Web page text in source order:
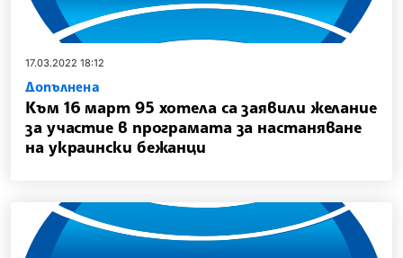
17.03.2022 18:12
Допълнена
Към 16 март 95 хотела са заявили желание
за участие в програмата за настаняване
на украински бежанци